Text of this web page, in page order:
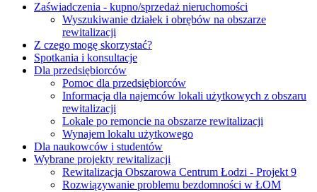
Zaświadczenia - kupno/sprzedaż nieruchomości
Wyszukiwanie działek i obrębów na obszarze
rewitalizacji
Z czego mogę skorzystać?
Spotkania i konsultacje
Dla przedsiębiorców
Pomoc dla przedsiębiorców
Informacja dla najemców lokali użytkowych z obszaru
rewitalizacji
Lokale po remoncie na obszarze rewitalizacji
Wynajem lokalu użytkowego
Dla naukowców i studentów
Wybrane projekty rewitalizacji
Rewitalizacja Obszarowa Centrum Łodzi - Projekt 9
Rozwiązywanie problemu bezdomności w ŁOM